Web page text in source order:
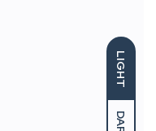
LIGHT